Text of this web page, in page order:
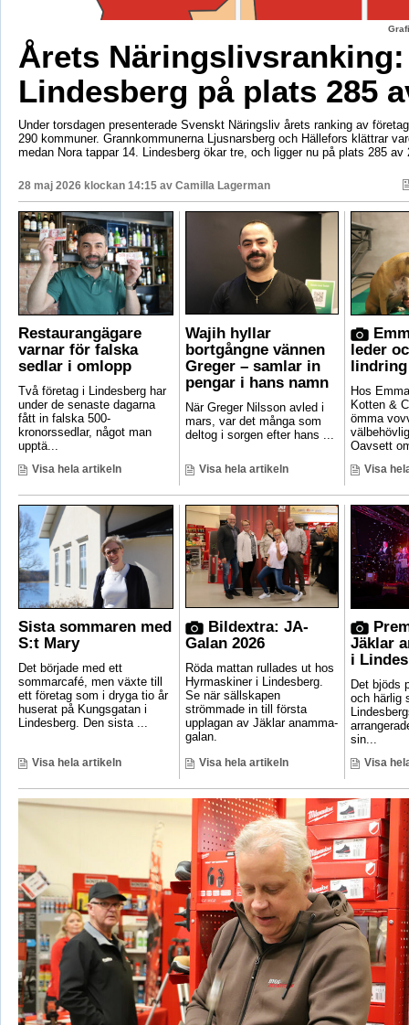
Årets Näringslivsranking:
Lindesberg på plats 285
Under torsdagen presenterade Svenskt Näringsliv årets ranking av
290 kommuner. Grannkommunerna Ljusnarsberg och Hällefors klättrar
medan Nora tappar 14. Lindesberg ökar tre, och ligger nu på plats 285 av
28 maj 2026 klockan 14:15 av Camilla Lagerman
Restaurangägare
varnar för falska
sedlar i omlopp
Två företag i Lindesberg har
under de senaste dagarna
fått in falska 500-
kronorssedlar, något man
upptä...
Visa hela artikeln
Wajih hyllar
bortgångne vännen
Greger – samlar in
pengar i hans namn
När Greger Nilsson avled i
mars, var det många som
deltog i sorgen efter hans ...
Visa hela artikeln
leder
lindring
Hos
Kotten &
ömma
Oavsett
Visa
Sista sommaren med
S:t Mary
Det började med ett
sommarcafé, men växte till
ett företag som i dryga tio år
huserat på Kungsgatan i
Lindesberg. Den sista ...
Visa hela artikeln
Bildextra: JA-
Galan 2026
Röda mattan rullades ut hos
Hyrmaskiner i Lindesberg.
Se när sällskapen
strömmade in till första
upplagan av Jäklar anamma-
galan.
Visa hela artikeln
Jäklar
i
Det bjöds
och härlig
sin...
Visa